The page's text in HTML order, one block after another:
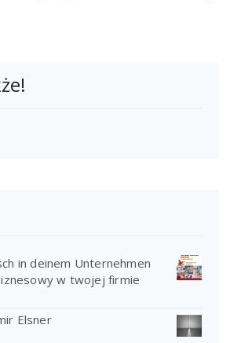
in deinem Unternehmen
w twojej firmie
Elsner